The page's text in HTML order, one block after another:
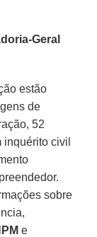
Geral
estão
de
52
civil
sobre
e